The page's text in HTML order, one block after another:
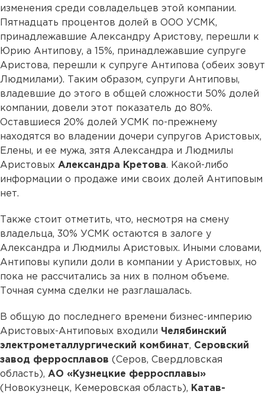
изменения среди совладельцев этой компании.
Пятнадцать процентов долей в ООО УСМК,
принадлежавшие Александру Аристову, перешли к
Юрию Антипову, а 15%, принадлежавшие супруге
Аристова, перешли к супруге Антипова (обеих зовут
Людмилами). Таким образом, супруги Антиповы,
владевшие до этого в общей сложности 50% долей
компании, довели этот показатель до 80%.
Оставшиеся 20% долей УСМК по-прежнему
находятся во владении дочери супругов Аристовых,
Елены, и ее мужа, зятя Александра и Людмилы
Аристовых Александра Кретова. Какой-либо
информации о продаже ими своих долей Антиповым
нет.
Также стоит отметить, что, несмотря на смену
владельца, 30% УСМК остаются в залоге у
Александра и Людмилы Аристовых. Иными словами,
Антиповы купили доли в компании у Аристовых, но
пока не рассчитались за них в полном объеме.
Точная сумма сделки не разглашалась.
В общую до последнего времени бизнес-империю
Аристовых-Антиповых входили Челябинский
электрометаллургический комбинат, Серовский
завод ферросплавов (Серов, Свердловская
область), АО «Кузнецкие ферросплавы»
(Новокузнецк, Кемеровская область), Катав-